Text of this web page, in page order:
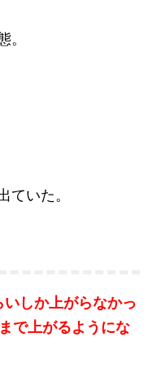
。
ていた。
しか上がらなかっ
で上がるようにな